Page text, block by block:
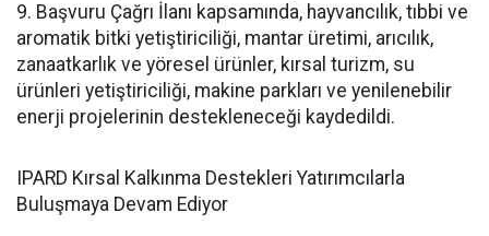
9. Başvuru Çağrı İlanı kapsamında, hayvancılık, tıbbi ve
aromatik bitki yetiştiriciliği, mantar üretimi, arıcılık,
zanaatkarlık ve yöresel ürünler, kırsal turizm, su
ürünleri yetiştiriciliği, makine parkları ve yenilenebilir
enerji projelerinin destekleneceği kaydedildi.
IPARD Kırsal Kalkınma Destekleri Yatırımcılarla
Buluşmaya Devam Ediyor